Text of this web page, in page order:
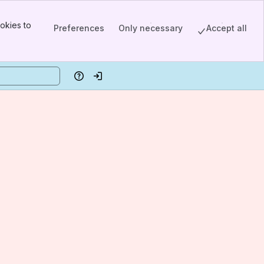
to
Preferences Only necessary Accept all
HelpLog in